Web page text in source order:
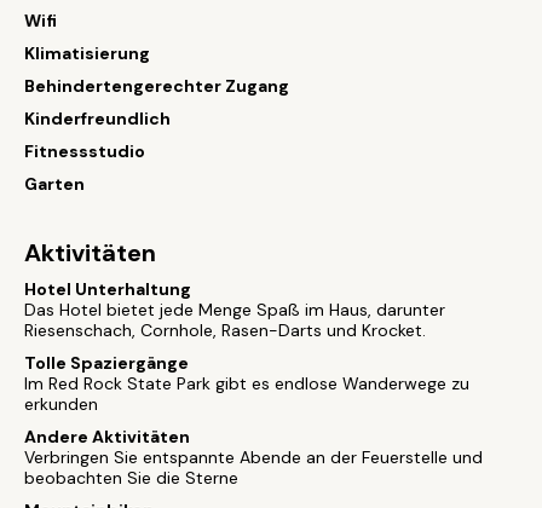
Wifi
Klimatisierung
Behindertengerechter Zugang
Kinderfreundlich
Fitnessstudio
Garten
Aktivitäten
Hotel Unterhaltung
Das Hotel bietet jede Menge Spaß im Haus, darunter
Riesenschach, Cornhole, Rasen-Darts und Krocket.
Tolle Spaziergänge
Im Red Rock State Park gibt es endlose Wanderwege zu
erkunden
Andere Aktivitäten
Verbringen Sie entspannte Abende an der Feuerstelle und
beobachten Sie die Sterne